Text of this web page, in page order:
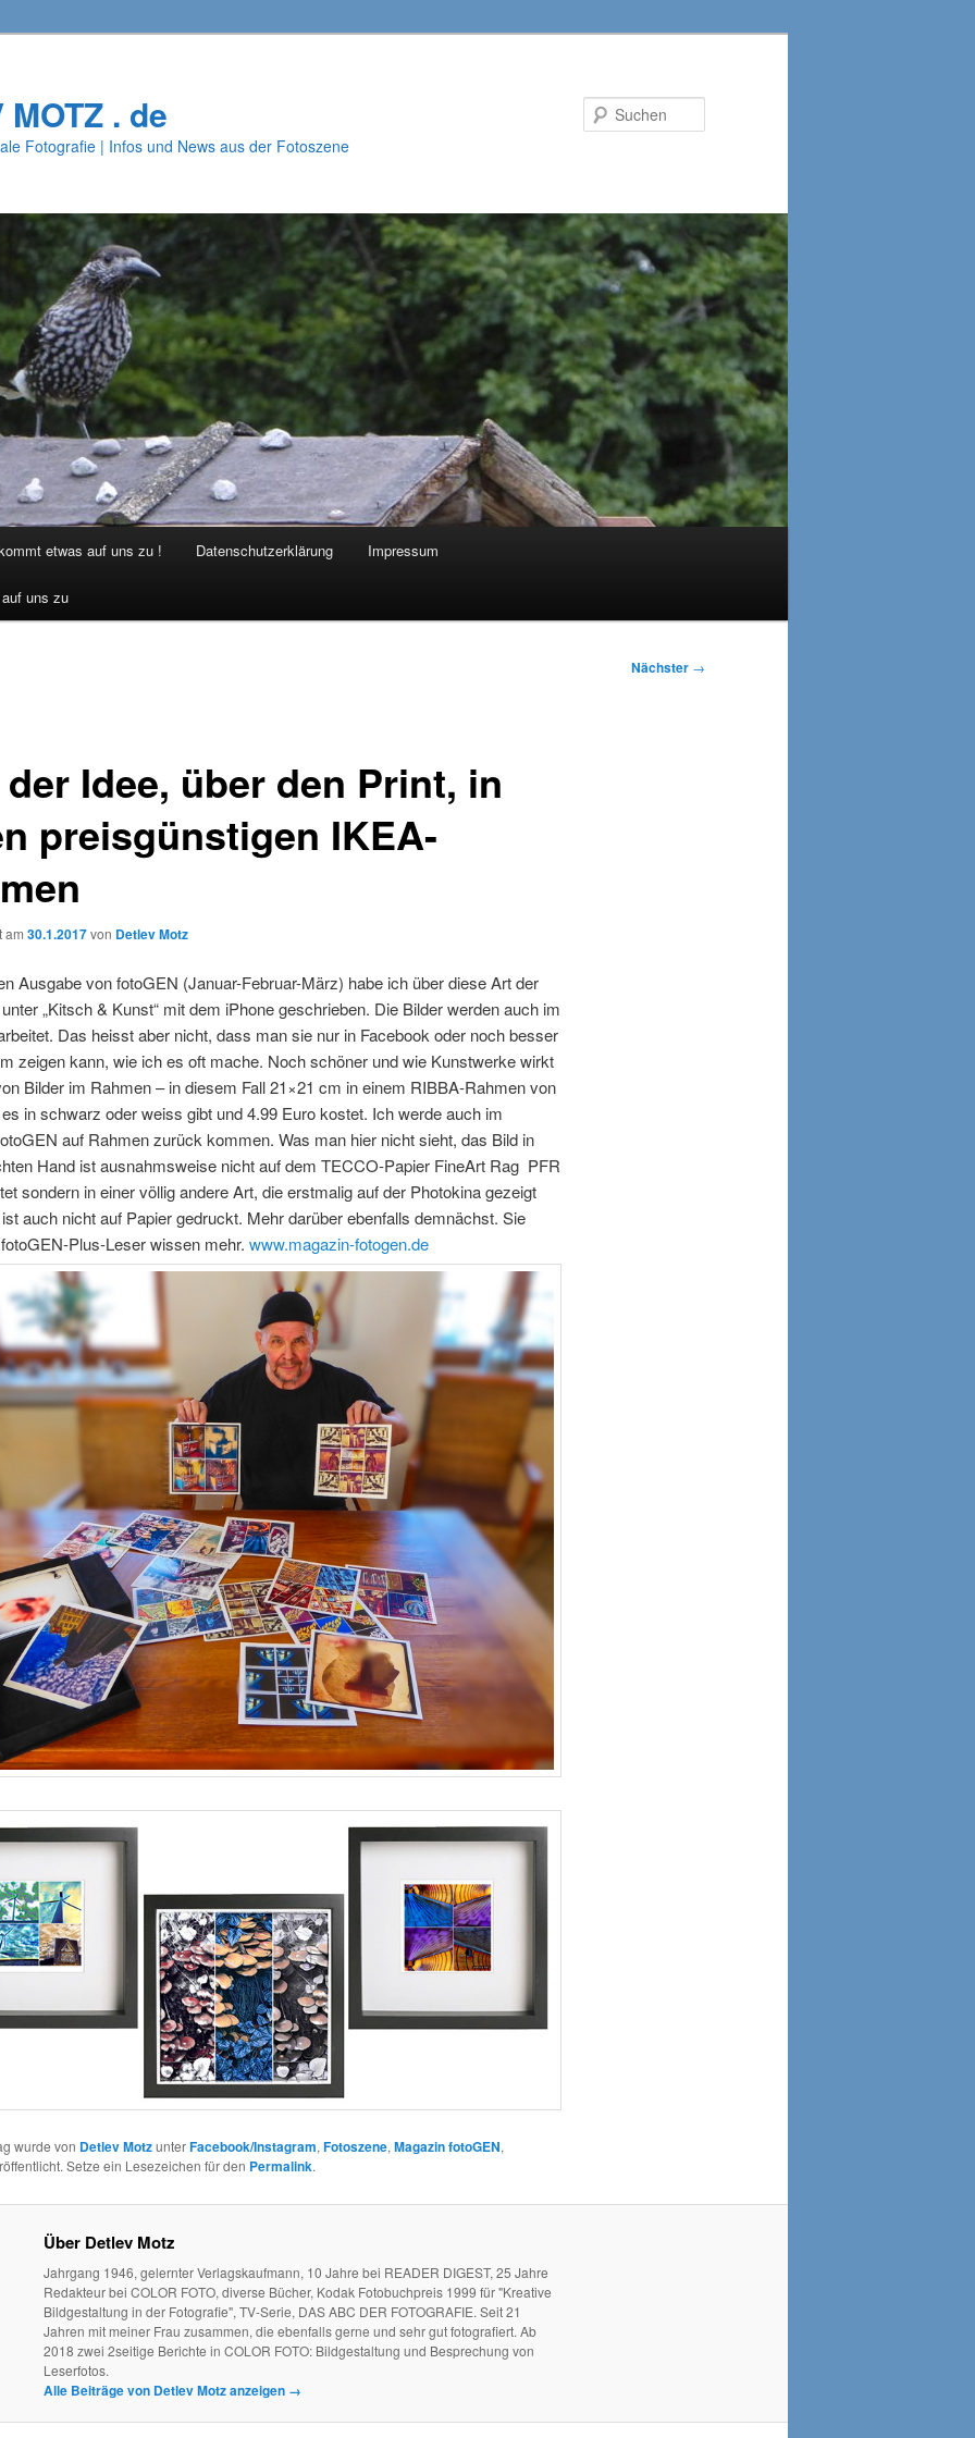
. de
Fotografie | Infos und News aus der Fotoszene
etwas auf uns zu ! Datenschutzerklärung Impressum
uns zu
Nächster →
Idee, über den Print, in
preisgünstigen IKEA-
am 30.1.2017von Detlev Motz
Ausgabe von fotoGEN (Januar-Februar-März) habe ich über diese Art der
„Kitsch & Kunst“ mit dem iPhone geschrieben. Die Bilder werden auch im
Das heisst aber nicht, dass man sie nur in Facebook oder noch besser
zeigen kann, wie ich es oft mache. Noch schöner und wie Kunstwerke wirkt
Bilder im Rahmen – in diesem Fall 21×21 cm in einem RIBBA-Rahmen von
in schwarz oder weiss gibt und 4.99 Euro kostet. Ich werde auch im
auf Rahmen zurück kommen. Was man hier nicht sieht, das Bild in
Hand ist ausnahmsweise nicht auf dem TECCO-Papier FineArt Rag PFR
sondern in einer völlig andere Art, die erstmalig auf der Photokina gezeigt
auch nicht auf Papier gedruckt. Mehr darüber ebenfalls demnächst. Sie
Plus-Leser wissen mehr. www.magazin-fotogen.de
wurde von Detlev MotzunterFacebook/Instagram, Fotoszene, Magazin fotoGEN,
Setze ein Lesezeichen für den Permalink.
Über Detlev Motz
Jahrgang 1946, gelernter Verlagskaufmann, 10 Jahre bei READER DIGEST, 25 Jahre
Redakteur bei COLOR FOTO, diverse Bücher, Kodak Fotobuchpreis 1999 für "Kreative
Bildgestaltung in der Fotografie", TV-Serie, DAS ABC DER FOTOGRAFIE. Seit 21
Jahren mit meiner Frau zusammen, die ebenfalls gerne und sehr gut fotografiert. Ab
2018 zwei 2seitige Berichte in COLOR FOTO: Bildgestaltung und Besprechung von
Leserfotos.
Alle Beiträge von Detlev Motz anzeigen →